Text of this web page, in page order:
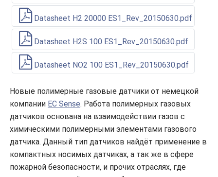
Datasheet H2 20000 ES1_Rev_20150630.pdf
Datasheet H2S 100 ES1_Rev_20150630.pdf
Datasheet NO2 100 ES1_Rev_20150630.pdf
Новые полимерные газовые датчики от немецкой
компании EC Sense. Работа полимерных газовых
датчиков основана на взаимодействии газов с
химическими полимерными элементами газового
датчика. Данный тип датчиков найдёт применение в
компактных носимых датчиках, а так же в сфере
пожарной безопасности, и прочих отраслях, где